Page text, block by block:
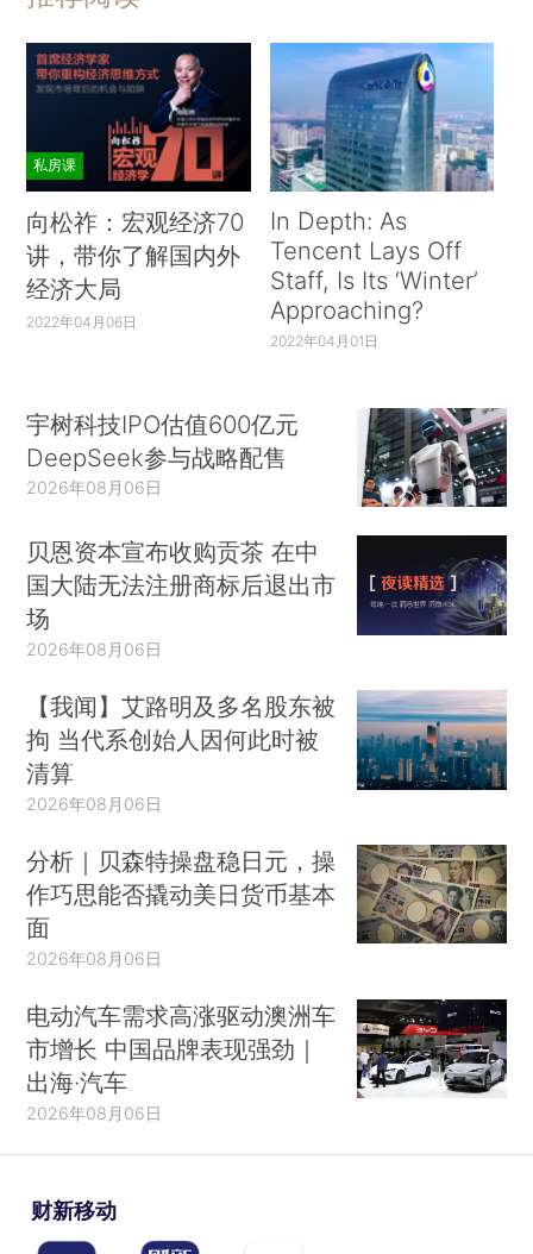
私房课
向松祚：宏观经济70
讲，带你了解国内外
经济大局
2022年04月06日
In Depth: As
Tencent Lays Off
Staff, Is Its ‘Winter’
Approaching?
2022年04月01日
宇树科技IPO估值600亿元
DeepSeek参与战略配售
2026年08月06日
贝恩资本宣布收购贡茶 在中
国大陆无法注册商标后退出市
场
2026年08月06日
【我闻】艾路明及多名股东被
拘 当代系创始人因何此时被
清算
2026年08月06日
分析｜贝森特操盘稳日元，操
作巧思能否撬动美日货币基本
面
2026年08月06日
电动汽车需求高涨驱动澳洲车
市增长 中国品牌表现强劲｜
出海·汽车
2026年08月06日
财新移动